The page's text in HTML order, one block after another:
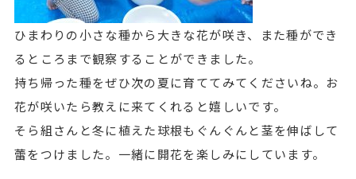
ひまわりの小さな種から大きな花が咲き、また種ができ
るところまで観察することができました。
持ち帰った種をぜひ次の夏に育ててみてくださいね。お
花が咲いたら教えに来てくれると嬉しいです。
そら組さんと冬に植えた球根もぐんぐんと茎を伸ばして
蕾をつけました。一緒に開花を楽しみにしています。